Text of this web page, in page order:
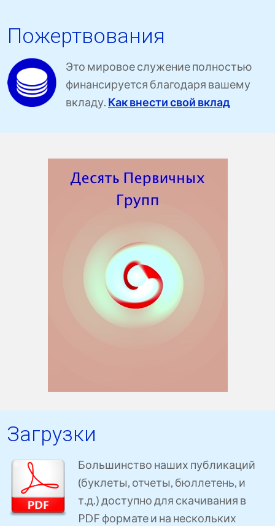
Пожертвования
Это мировое служение полностью
финансируется благодаря вашему
вкладу. Как внести свой вклад
Загрузки
Большинство наших публикаций
(буклеты, отчеты, бюллетень, и
т.д.) доступно для скачивания в
PDF формате и на нескольких